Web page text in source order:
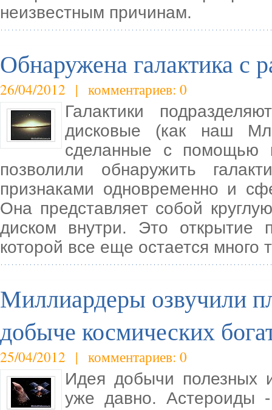
неизвестным причинам.
Обнаружена галактика с
26/04/2012 | комментариев: 0
Галактики
дисковые (как наш
сделанные с помощью
позволили обнаружить
признаками одновременно и
Она представляет собой
диском внутри. Это открытие
которой все еще остается много
Миллиардеры озвучили
добыче космических
25/04/2012 | комментариев: 0
Идея добычи полезных
уже давно. Астероиды -